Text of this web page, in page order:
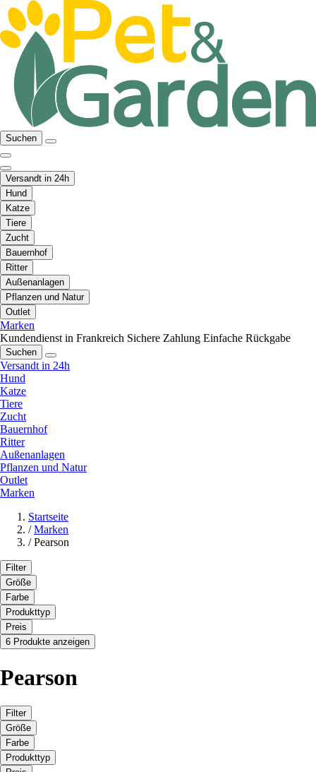
Suchen
Versandt in 24h
Hund
Katze
Tiere
Zucht
Bauernhof
Ritter
Außenanlagen
Pflanzen und Natur
Outlet
Marken
Kundendienst in Frankreich Sichere Zahlung Einfache Rückgabe
Suchen
Versandt in 24h
Hund
Katze
Tiere
Zucht
Bauernhof
Ritter
Außenanlagen
Pflanzen und Natur
Outlet
Marken
Startseite
/ Marken
/ Pearson
Filter
Größe
Farbe
Produkttyp
Preis
6 Produkte anzeigen
Pearson
Filter
Größe
Farbe
Produkttyp